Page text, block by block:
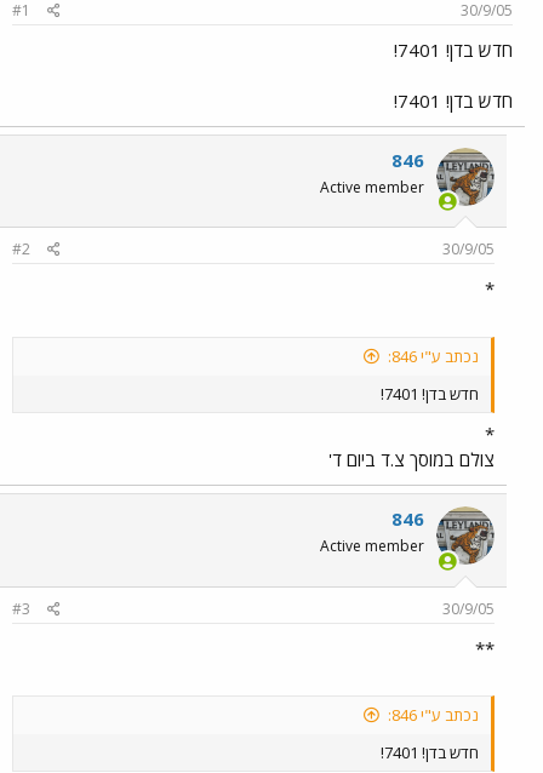
30/9/05
#1
חדש בדן! 7401!
חדש בדן! 7401!
846
Active member
30/9/05
#2
*
נכתב ע"י 846:
חדש בדן! 7401!
*
צולם במוסך צ.ד ביום ד'
846
Active member
30/9/05
#3
**
נכתב ע"י 846:
חדש בדן! 7401!